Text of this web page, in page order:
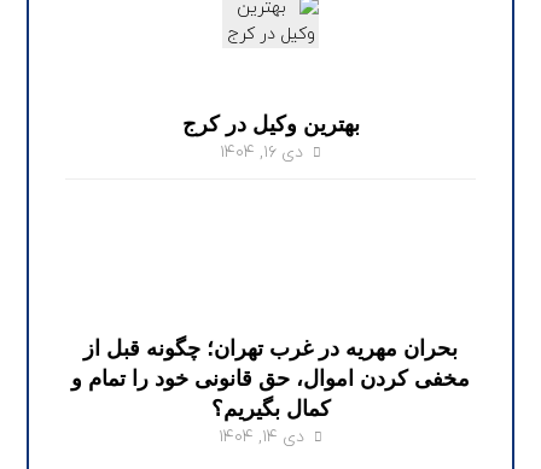
بهترین وکیل در کرج
دی ۱۶, ۱۴۰۴
بحران مهریه در غرب تهران؛ چگونه قبل از
مخفی کردن اموال، حق قانونی خود را تمام و
کمال بگیریم؟
دی ۱۴, ۱۴۰۴